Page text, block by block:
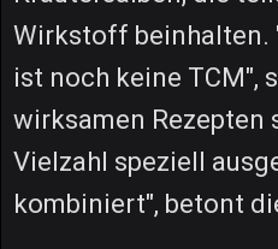
Wirkstoff beinhalten.
ist noch keine TCM",
wirksamen Rezepten
Vielzahl speziell
kombiniert", betont